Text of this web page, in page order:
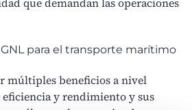
para el transporte marítimo
múltiples beneficios a nivel
eficiencia y rendimiento y sus